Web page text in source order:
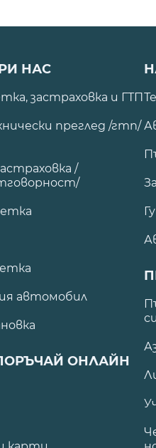
НАС
застраховка и ГТП
преглед /гтп/
/
автомобил
ОНЛАЙН